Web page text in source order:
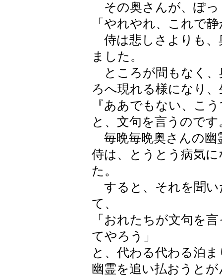
その奥さんが、ぽっ
「やれやれ、これで
侍は悲しさよりも、
ました。
ところが間もなく、
ろへ現れる様になり
『ああでもない、こ
と、文句を言うのです
毎晩毎晩奥さんの幽
侍は、とうとう病気
た。
すると、それを聞い
て、
「おれたちが文句を
てやろう」
と、代わる代わる泊
幽霊を追い払おうと